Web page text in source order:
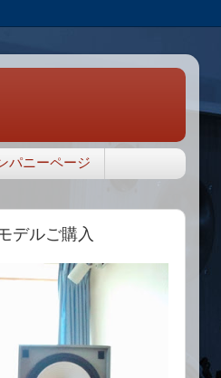
パニーページ
デルご購入